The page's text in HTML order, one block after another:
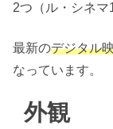
2つ（ル・シネマ
最新のデジタル
なっています。
外観